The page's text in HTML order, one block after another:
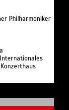
Philharmoniker